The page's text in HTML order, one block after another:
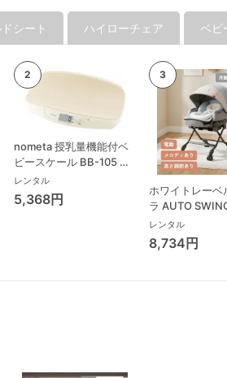
シート ハイローチェア ベビ
nometa 授乳量機能付ベ
ビースケール BB-105 タ
ニタ(TANITA) ベビースケ
ール・体重計
レンタル
5,368円
ホワイトレーベ
ラ AUTO
Long スリープ
コンビ(Combi)
チェア・ベビー
レンタル
8,734円